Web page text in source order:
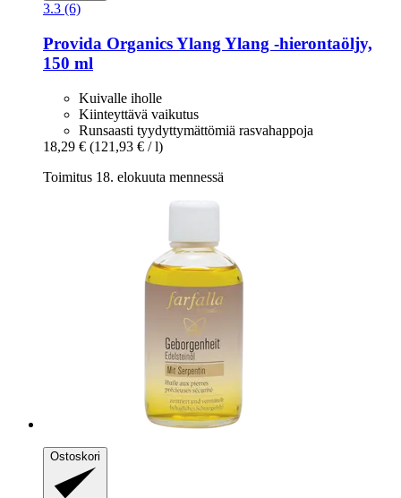
3.3 (6)
Provida OrganicsYlang Ylang -​hierontaöljy,
150 ml
Kuivalle iholle
Kiinteyttävä vaikutus
Runsaasti tyydyttymättömiä rasvahappoja
18,29 € (121,93 € / l)
Toimitus 18. elokuuta mennessä
Ostoskori